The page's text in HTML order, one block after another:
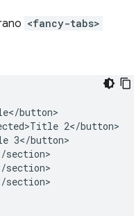
<fancy-tabs>
button>
2</button>
3</button>
section>
section>
section>